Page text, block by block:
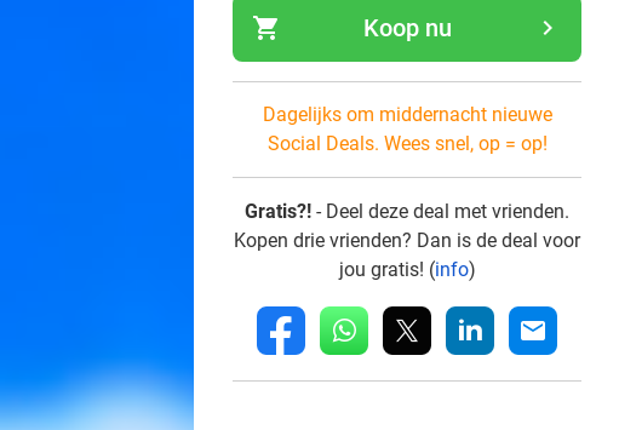
shopping_cart navigate_next
Koop nu
Dagelijks om middernacht nieuwe
Social Deals. Wees snel, op = op!
Gratis?! - Deel deze deal met vrienden.
Kopen drie vrienden? Dan is de deal voor
jou gratis! (info)
fb whatsapp linkedin mail